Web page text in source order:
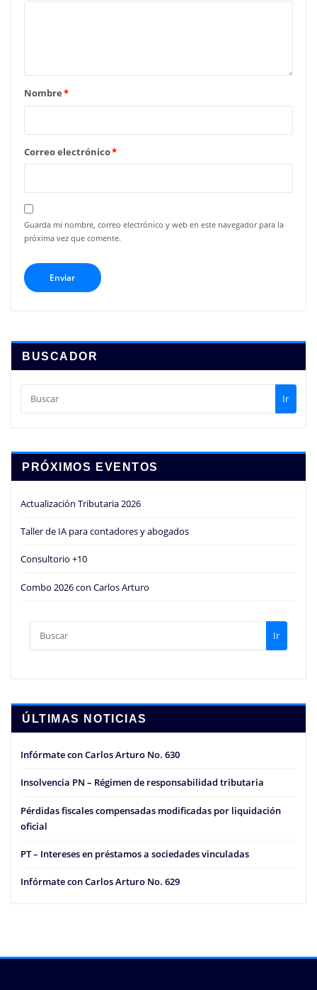
Nombre*
Correo electrónico*
Guarda mi nombre, correo electrónico y web en este navegador para la
próxima vez que comente.
BUSCADOR
Ir
PRÓXIMOS EVENTOS
Actualización Tributaria 2026
Taller de IA para contadores y abogados
Consultorio +10
Combo 2026 con Carlos Arturo
Ir
ÚLTIMAS NOTICIAS
Infórmate con Carlos Arturo No. 630
Insolvencia PN – Régimen de responsabilidad tributaria
Pérdidas fiscales compensadas modificadas por liquidación
oficial
PT – Intereses en préstamos a sociedades vinculadas
Infórmate con Carlos Arturo No. 629